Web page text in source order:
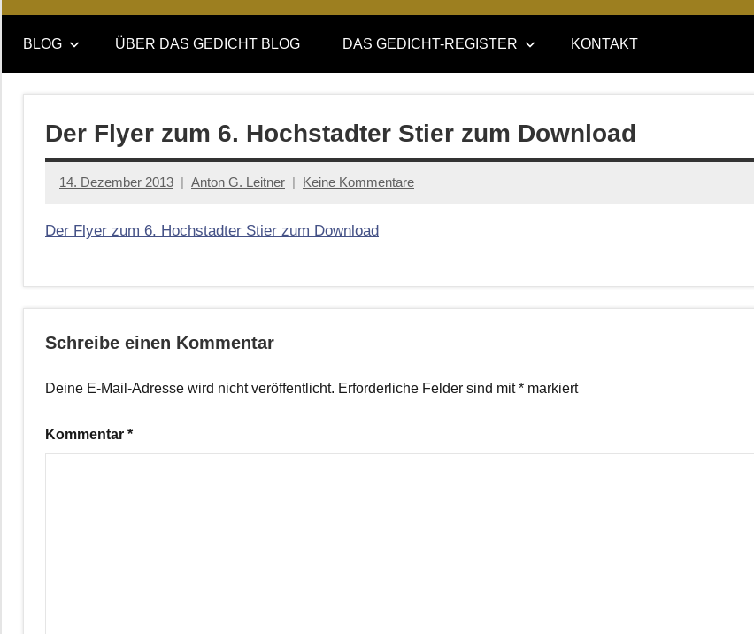
DAS
GEDICHT
blog
DAS
GEDICHT.
Zeitschrift
BLOG ÜBER DAS GEDICHT BLOG DAS GEDICHT-REGISTER KONTAKT
Der Flyer zum 6. Hochstadter Stier zum Download
14. Dezember 2013 Anton G. Leitner Keine Kommentare
Der Flyer zum 6. Hochstadter Stier zum Download
Schreibe einen Kommentar
Deine E-Mail-Adresse wird nicht veröffentlicht. Erforderliche Felder sind mit* markiert
Kommentar *